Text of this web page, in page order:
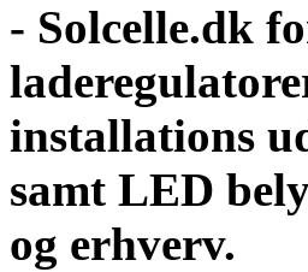
- Solcelle.dk
installations
samt LED
og erhverv.